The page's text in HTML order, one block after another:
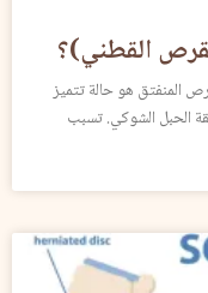
القطني)؟
المنفتق هو حالة تتميز
الحبل الشوكي. تسبب